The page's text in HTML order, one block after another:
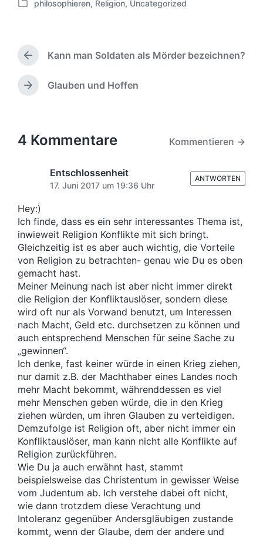
e
f
e
n
t
h
a
t
u
m
V
ö
f
e
n
c
philosophieren, Religion, Uncategorized
V
o
r
h
g
t
r
a
g
:
Kann man Soldaten als Mörder bezeichnen?
N
s
i
t
r
a
g
:
Glauben und Hoffen
4 Kommentare Kommentieren →
Entschlossenheit
17. Juni 2017 um 19:36 Uhr
Hey:)
Ich finde, dass es ein sehr interessantes Thema ist,
inwieweit Religion Konflikte mit sich bringt.
Gleichzeitig ist es aber auch wichtig, die Vorteile
von Religion zu betrachten- genau wie Du es oben
gemacht hast.
Meiner Meinung nach ist aber nicht immer direkt
die Religion der Konfliktauslöser, sondern diese
wird oft nur als Vorwand benutzt, um Interessen
nach Macht, Geld etc. durchsetzen zu können und
auch entsprechend Menschen für seine Sache zu
„gewinnen“.
Ich denke, fast keiner würde in einen Krieg ziehen,
nur damit z.B. der Machthaber eines Landes noch
mehr Macht bekommt, währenddessen es viel
mehr Menschen geben würde, die in den Krieg
ziehen würden, um ihren Glauben zu verteidigen.
Demzufolge ist Religion oft, aber nicht immer ein
Konfliktauslöser, man kann nicht alle Konflikte auf
Religion zurückführen.
Wie Du ja auch erwähnt hast, stammt
beispielsweise das Christentum in gewisser Weise
vom Judentum ab. Ich verstehe dabei oft nicht,
wie dann trotzdem diese Verachtung und
Intoleranz gegenüber Andersgläubigen zustande
kommt, wenn der Glaube, dem der andere und
ANTWORTEN